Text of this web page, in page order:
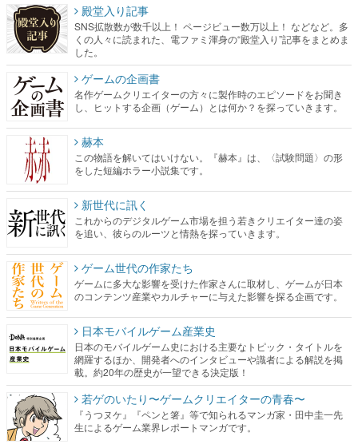
殿堂入り記事
SNS拡散数が数千以上！ ページビュー数万以上！ などなど。多
くの人々に読まれた、電ファミ渾身の“殿堂入り”記事をまとめま
した。
ゲームの企画書
名作ゲームクリエイターの方々に製作時のエピソードをお聞き
し、ヒットする企画（ゲーム）とは何か？を探っていきます。
赫本
この物語を解いてはいけない。『赫本』は、〈試験問題〉の形
をした短編ホラー小説集です。
新世代に訊く
これからのデジタルゲーム市場を担う若きクリエイター達の姿
を追い、彼らのルーツと情熱を探っていきます。
ゲーム世代の作家たち
ゲームに多大な影響を受けた作家さんに取材し、ゲームが日本
のコンテンツ産業やカルチャーに与えた影響を探る企画です。
日本モバイルゲーム産業史
日本のモバイルゲーム史における主要なトピック・タイトルを
網羅するほか、開発者へのインタビューや識者による解説を掲
載。約20年の歴史が一望できる決定版！
若ゲのいたり〜ゲームクリエイターの青春〜
『うつヌケ』『ペンと箸』等で知られるマンガ家・田中圭一先
生によるゲーム業界レポートマンガです。